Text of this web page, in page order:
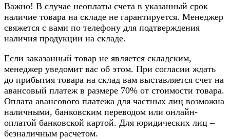
Важно! В случае неоплаты счета в указанный срок
наличие товара на складе не гарантируется. Менеджер
свяжется с вами по телефону для подтверждения
наличия продукции на складе.
Если заказанный товар не является складским,
менеджер уведомит вас об этом. При согласии ждать
до прибытия товара на склад вам выставляется счет на
авансовый платеж в размере 70% от стоимости товара.
Оплата авансового платежа для частных лиц возможна
наличными, банковским переводом или онлайн-
оплатой банковской картой. Для юридических лиц –
безналичным расчетом.